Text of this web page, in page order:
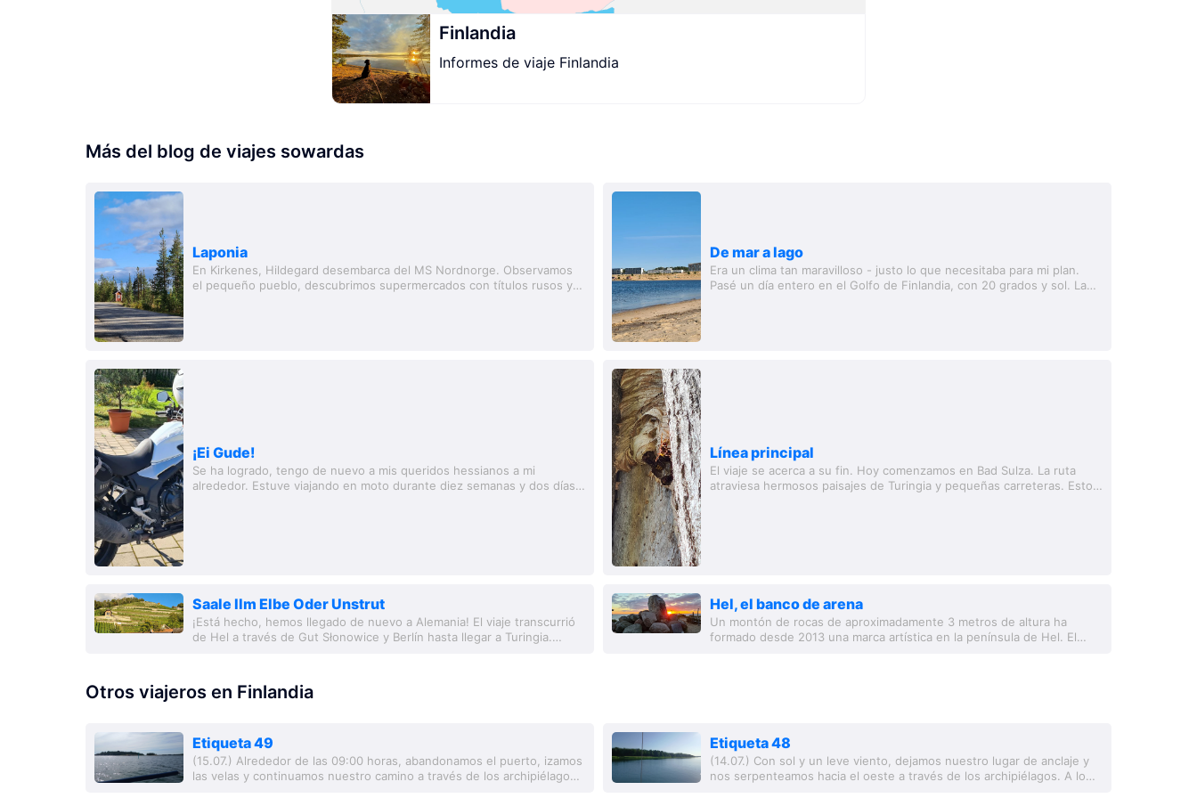
Finlandia
Informes de viaje Finlandia
Más del blog de viajes sowardas
Laponia
En Kirkenes, Hildegard desembarca del MS Nordnorge. Observamos
el pequeño pueblo, descubrimos supermercados con títulos rusos y
De mar a lago
Era un clima tan maravilloso - justo lo que necesitaba para mi plan.
Pasé un día entero en el Golfo de Finlandia, con 20 grados y sol. La
¡Ei Gude!
Se ha logrado, tengo de nuevo a mis queridos hessianos a mi
alrededor. Estuve viajando en moto durante diez semanas y dos días,
Línea principal
El viaje se acerca a su fin. Hoy comenzamos en Bad Sulza. La ruta
atraviesa hermosos paisajes de Turingia y pequeñas carreteras. Esto
Saale Ilm Elbe Oder Unstrut
¡Está hecho, hemos llegado de nuevo a Alemania! El viaje transcurrió
de Hel a través de Gut Słonowice y Berlín hasta llegar a Turingia.
Hel, el banco de arena
Un montón de rocas de aproximadamente 3 metros de altura ha
formado desde 2013 una marca artística en la península de Hel. El
Otros viajeros en Finlandia
Etiqueta 49
(15.07.) Alrededor de las 09:00 horas, abandonamos el puerto, izamos
las velas y continuamos nuestro camino a través de los archipiélagos
Etiqueta 48
(14.07.) Con sol y un leve viento, dejamos nuestro lugar de anclaje y
nos serpenteamos hacia el oeste a través de los archipiélagos. A lo